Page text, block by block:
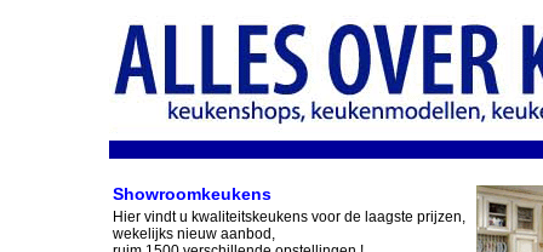
Showroomkeukens
Hier vindt u kwaliteitskeukens voor de laagste prijzen,
wekelijks nieuw aanbod,